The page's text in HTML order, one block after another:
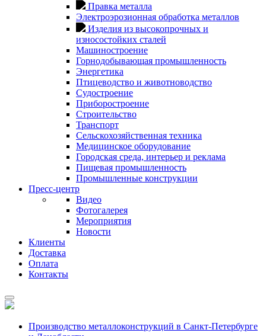
Правка металла
Электроэрозионная обработка металлов
Изделия из высокопрочных и
износостойких сталей
Машиностроение
Горнодобывающая промышленность
Энергетика
Птицеводство и животноводство
Судостроение
Приборостроение
Строительство
Транспорт
Сельскохозяйственная техника
Медицинское оборудование
Городская среда, интерьер и реклама
Пищевая промышленность
Промышленные конструкции
Пресс-центр
Видео
Фотогалерея
Мероприятия
Новости
Клиенты
Доставка
Оплата
Контакты
Производство металлоконструкций в Санкт-Петербурге